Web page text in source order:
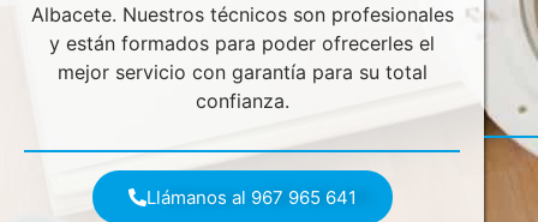
Albacete. Nuestros técnicos son profesionales
y están formados para poder ofrecerles el
mejor servicio con garantía para su total
confianza.
Llámanos al 967 965 641